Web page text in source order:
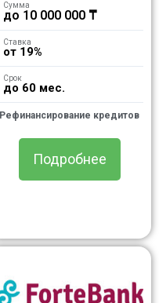
Сумма
до 10 000 000 ₸
Ставка
от 19%
Срок
до 60 мес.
Рефинансирование кредитов
Подробнее